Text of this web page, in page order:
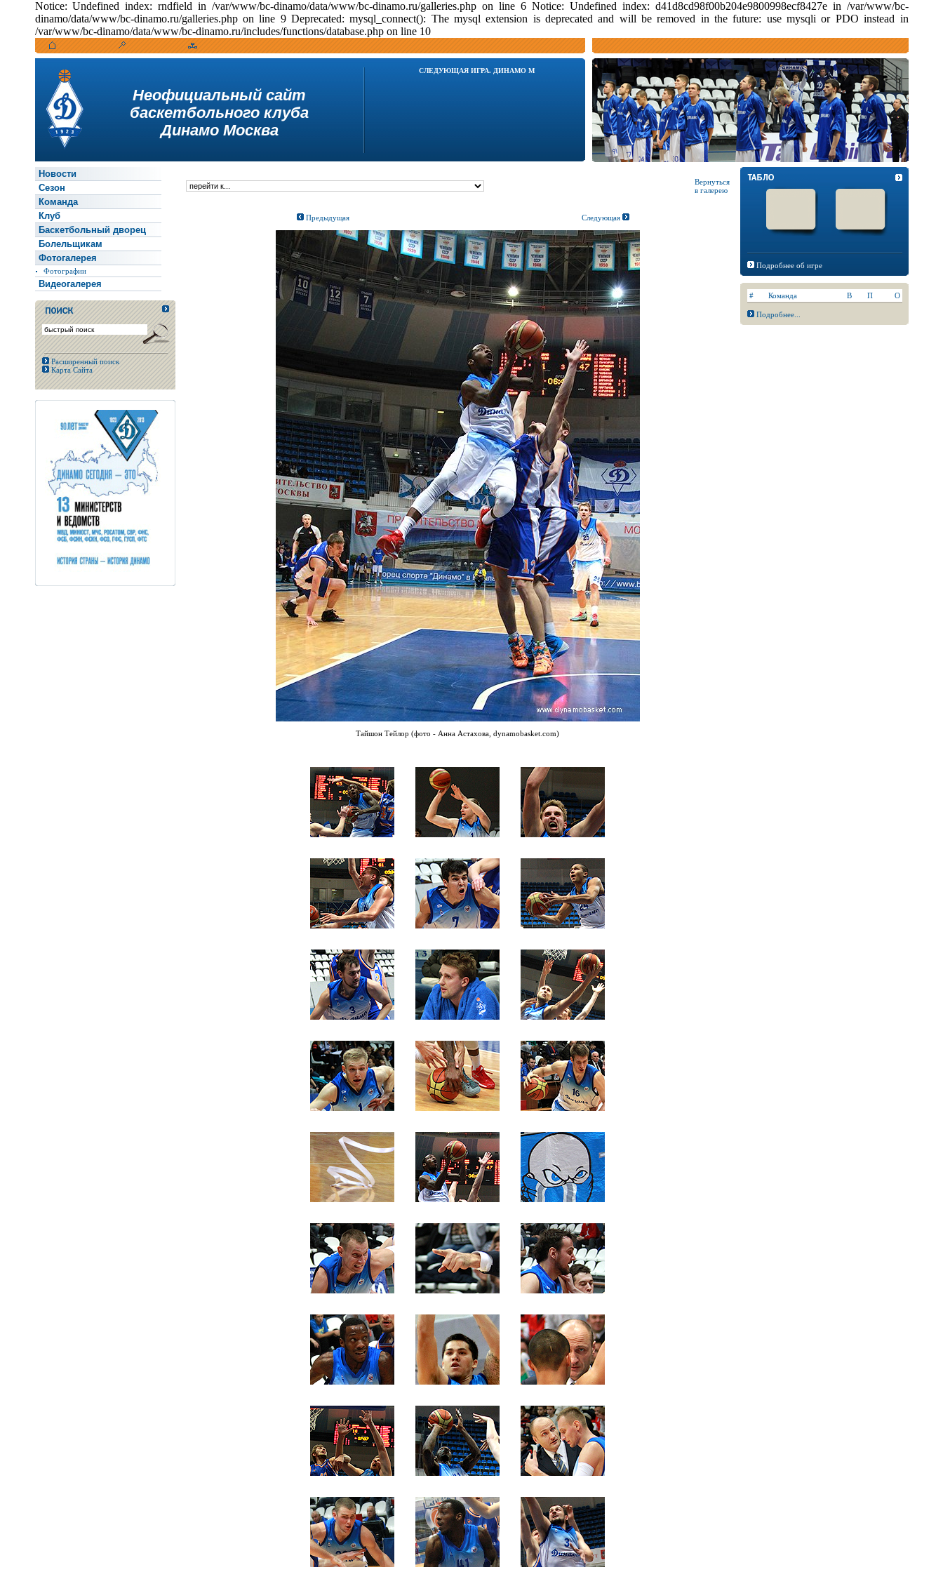
Notice: Undefined index: rndfield in /var/www/bc-dinamo/data/www/bc-dinamo.ru/galleries.php on line 6 Notice: Undefined index: d41d8cd98f00b204e9800998ecf8427e in /var/www/bc-
dinamo/data/www/bc-dinamo.ru/galleries.php on line 9 Deprecated: mysql_connect(): The mysql extension is deprecated and will be removed in the future: use mysqli or PDO instead in
/var/www/bc-dinamo/data/www/bc-dinamo.ru/includes/functions/database.php on line 10
Неофициальный сайт
баскетбольного клуба
Динамо Москва
СЛЕДУЮЩАЯ ИГРА. ДИНАМО М
Новости
Сезон
Команда
Клуб
Баскетбольный дворец
Болельщикам
Фотогалерея
Фотографии
Видеогалерея
Расширенный поиск
Карта Сайта
Вернуться
в галерею
Предыдущая Следующая
Тайшон Тейлор (фото - Анна Астахова, dynamobasket.com)
Подробнее об игре
# Команда В П О
Подробнее...